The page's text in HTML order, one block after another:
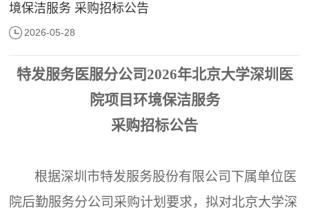
境保洁服务 采购招标公告
2026-05-28
特发服务医服分公司 2026年北京大学深圳医
院项目环境保洁服务
采购招标公告
根据深圳市特发服务股份有限公司下属单位医
院后勤服务分公司采购计划要求，拟对北京大学深